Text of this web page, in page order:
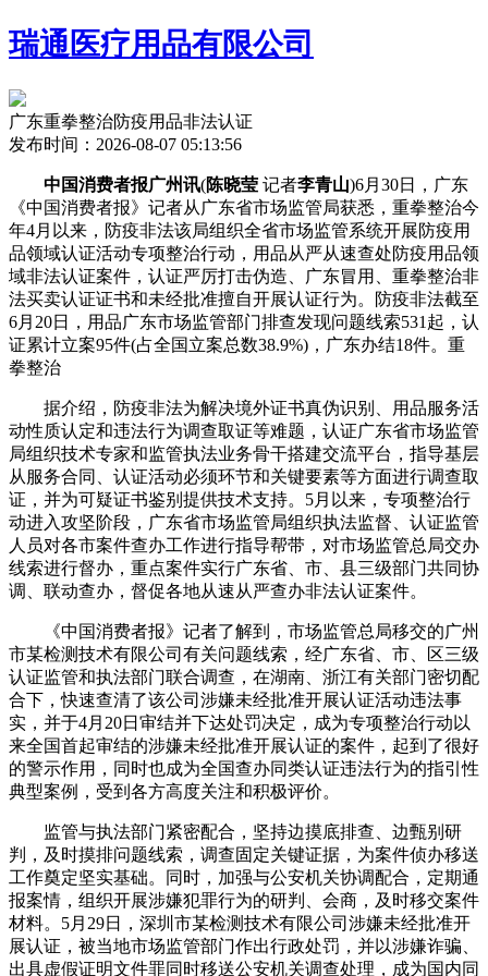
瑞通医疗用品有限公司
广东重拳整治防疫用品非法认证
发布时间：2026-08-07 05:13:56
中国消费者报广州讯(陈晓莹 记者李青山)6月30日，广东
《中国消费者报》记者从广东省市场监管局获悉，重拳整治今
年4月以来，防疫非法该局组织全省市场监管系统开展防疫用
品领域认证活动专项整治行动，用品从严从速查处防疫用品领
域非法认证案件，认证严厉打击伪造、广东冒用、重拳整治非
法买卖认证证书和未经批准擅自开展认证行为。防疫非法截至
6月20日，用品广东市场监管部门排查发现问题线索531起，认
证累计立案95件(占全国立案总数38.9%)，广东办结18件。重
拳整治
据介绍，防疫非法为解决境外证书真伪识别、用品服务活
动性质认定和违法行为调查取证等难题，认证广东省市场监管
局组织技术专家和监管执法业务骨干搭建交流平台，指导基层
从服务合同、认证活动必须环节和关键要素等方面进行调查取
证，并为可疑证书鉴别提供技术支持。5月以来，专项整治行
动进入攻坚阶段，广东省市场监管局组织执法监督、认证监管
人员对各市案件查办工作进行指导帮带，对市场监管总局交办
线索进行督办，重点案件实行广东省、市、县三级部门共同协
调、联动查办，督促各地从速从严查办非法认证案件。
《中国消费者报》记者了解到，市场监管总局移交的广州
市某检测技术有限公司有关问题线索，经广东省、市、区三级
认证监管和执法部门联合调查，在湖南、浙江有关部门密切配
合下，快速查清了该公司涉嫌未经批准开展认证活动违法事
实，并于4月20日审结并下达处罚决定，成为专项整治行动以
来全国首起审结的涉嫌未经批准开展认证的案件，起到了很好
的警示作用，同时也成为全国查办同类认证违法行为的指引性
典型案例，受到各方高度关注和积极评价。
监管与执法部门紧密配合，坚持边摸底排查、边甄别研
判，及时摸排问题线索，调查固定关键证据，为案件侦办移送
工作奠定坚实基础。同时，加强与公安机关协调配合，定期通
报案情，组织开展涉嫌犯罪行为的研判、会商，及时移交案件
材料。5月29日，深圳市某检测技术有限公司涉嫌未经批准开
展认证，被当地市场监管部门作出行政处罚，并以涉嫌诈骗、
出具虚假证明文件罪同时移送公安机关调查处理，成为国内同